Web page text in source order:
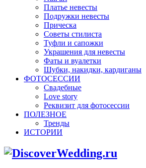
Платье невесты
Подружки невесты
Прическа
Советы стилиста
Туфли и сапожки
Украшения для невесты
Фаты и вуалетки
Шубки, накидки, кардиганы
ФОТОСЕССИИ
Свадебные
Love story
Реквизит для фотосессии
ПОЛЕЗНОЕ
Тренды
ИСТОРИИ